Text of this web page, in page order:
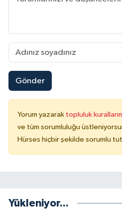
Gönder
Yorum yazarak topluluk
ve tüm sorumluluğu
Hürses hiçbir şekilde sorumlu
Yükleniyor...